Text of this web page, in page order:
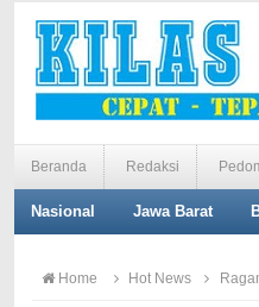
Beranda Redaksi
Nasional Jawa Barat
Home Hot News